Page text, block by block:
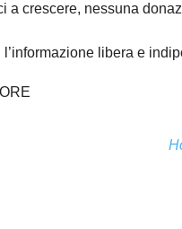
a crescere, nessuna
libera e